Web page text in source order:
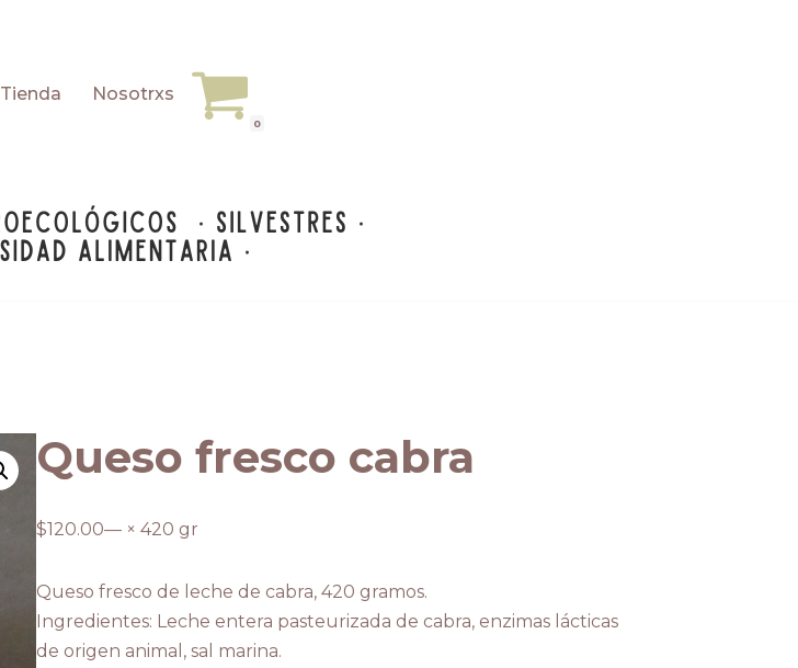
Tienda Nosotrxs
0
Queso fresco cabra
$120.00— × 420 gr
Queso fresco de leche de cabra, 420 gramos.
Ingredientes: Leche entera pasteurizada de cabra, enzimas lácticas
de origen animal, sal marina.